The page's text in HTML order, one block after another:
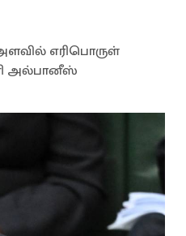
எரிபொருள்
அல்பானீஸ்